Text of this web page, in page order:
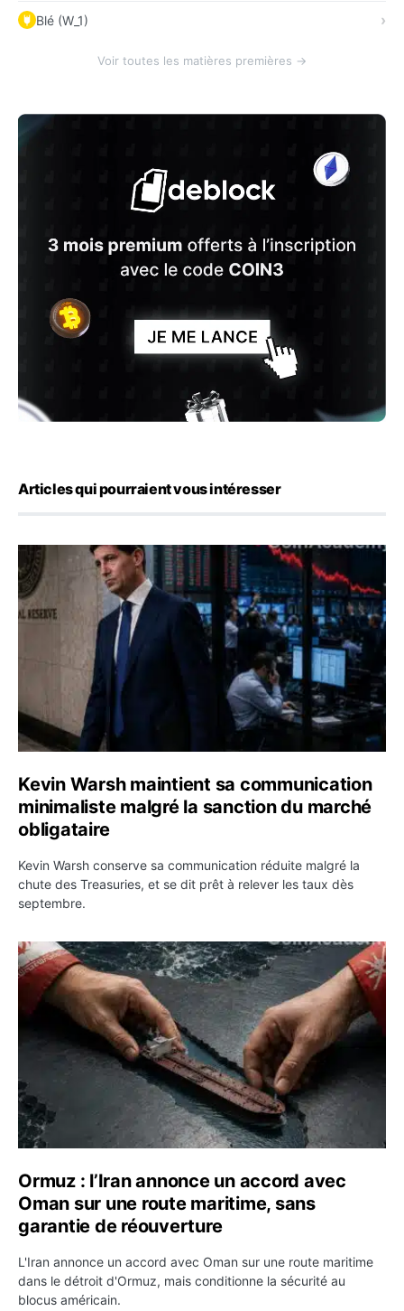
Blé (W_1)
Voir toutes les matières premières →
Articles qui pourraient vous intéresser
Kevin Warsh maintient sa communication minimaliste
Kevin Warsh maintient sa communication
minimaliste malgré la sanction du marché
obligataire
Kevin Warsh conserve sa communication réduite malgré la
chute des Treasuries, et se dit prêt à relever les taux dès
septembre.
Ormuz : l’Iran annonce un accord avec Oman sur une
Ormuz : l’Iran annonce un accord avec
Oman sur une route maritime, sans
garantie de réouverture
L'Iran annonce un accord avec Oman sur une route maritime
dans le détroit d'Ormuz, mais conditionne la sécurité au
blocus américain.